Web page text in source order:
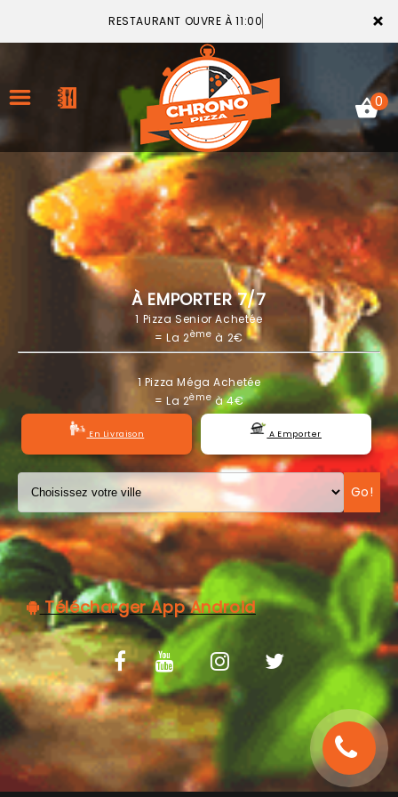
×
RESTAURANT OUVRE À 11:00
ACCUEIL
LA CARTE
VOTRE COMPTE
NOTRE RESTAURANT
VOS AVIS
MENTIONS LÉGALES
0
À EMPORTER 7/7
1 Pizza Senior Achetée
= La 2ème à 2€
1 Pizza Méga Achetée
= La 2èmeà 4€
En Livraison A Emporter
Go!
Télécharger App Android